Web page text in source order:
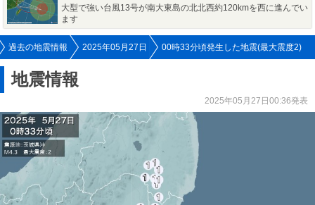
大型で強い台風13号が南大東島の北北西約120kmを西に進んでい
ます
過去の地震情報 2025年05月27日 00時33分頃発生した地震(最大震度2)
地震情報
2025年05月27日00:36発表